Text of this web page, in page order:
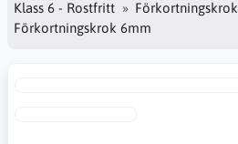
Klass 6 - Rostfritt
Förkortningskrok
Förkortningskrok 6mm